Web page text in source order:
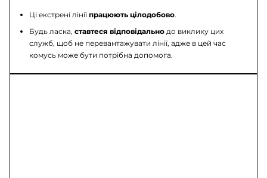
Ці екстрені лініїпрацюють цілодобово.
Будь ласка,ставтеся відповідально до виклику цих
служб, щоб не перевантажувати лінії, адже в цей час
комусь може бути потрібна допомога.